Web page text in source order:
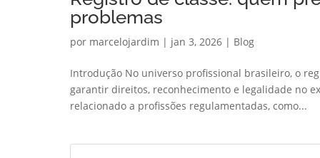
problemas
por marcelojardim | jan 3, 2026 | Blog
Introdução No universo profissional brasileiro, o
garantir direitos, reconhecimento e legalidade no
relacionado a profissões regulamentadas, como...